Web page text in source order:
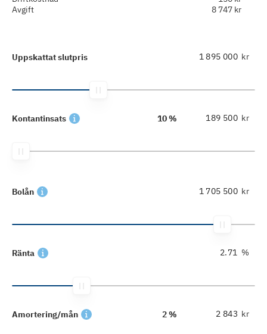
Avgift
8 747 kr
Uppskattat slutpris kr
Kontantinsats 10 % kr
Bolån kr
Ränta %
Amortering/mån 2 % kr